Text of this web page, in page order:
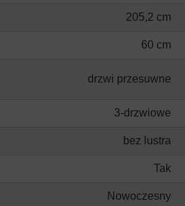
205,2 cm
60 cm
drzwi przesuwne
3-drzwiowe
bez lustra
Tak
Nowoczesny